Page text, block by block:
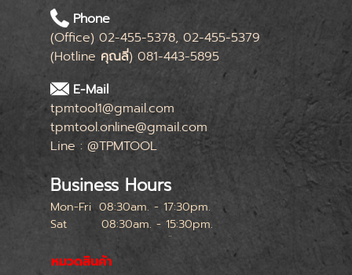
Phone
(Office) 02-455-5378, 02-455-5379
(Hotline คุณลี่) 081-443-5895
E-Mail
tpmtool1@gmail.com
tpmtool.online@gmail.com
Line : @TPMTOOL
Business Hours
Mon-Fri 08:30am. - 17:30pm.
Sat
08:30am. - 15:30pm.
หยุดทุกเสาร์สุดท้ายของเดือน
หมวดสินค้า